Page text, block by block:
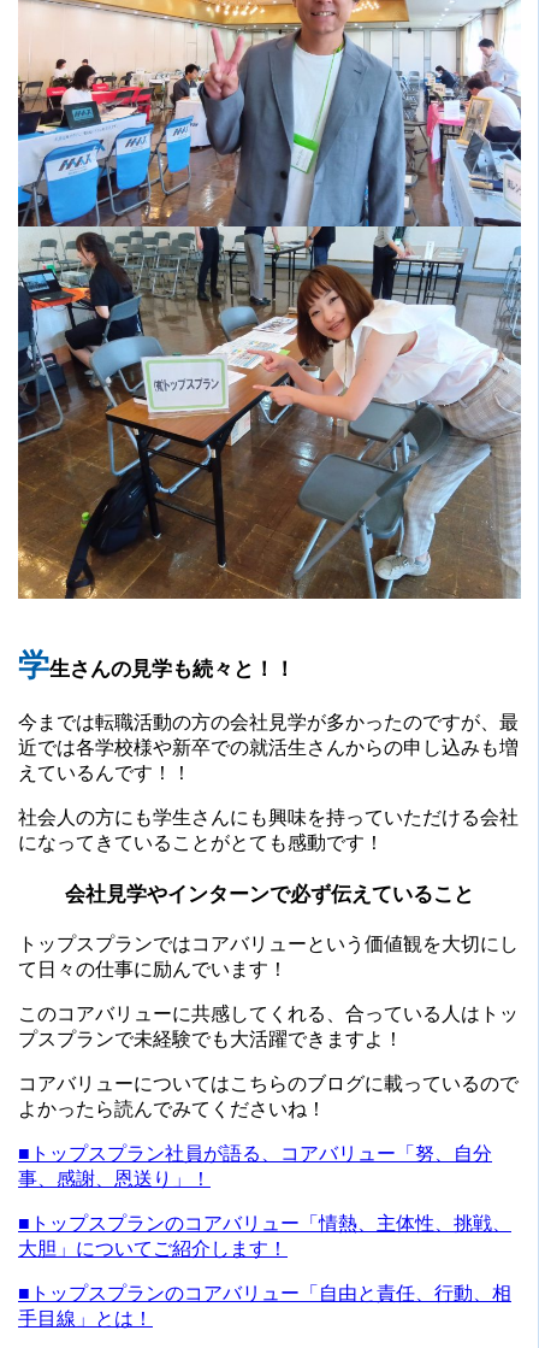
学生さんの見学も続々と！！
今までは転職活動の方の会社見学が多かったのですが、最
近では各学校様や新卒での就活生さんからの申し込みも増
えているんです！！
社会人の方にも学生さんにも興味を持っていただける会社
になってきていることがとても感動です！
会社見学やインターンで必ず伝えていること
トップスプランではコアバリューという価値観を大切にし
て日々の仕事に励んでいます！
このコアバリューに共感してくれる、合っている人はトッ
プスプランで未経験でも大活躍できますよ！
コアバリューについてはこちらのブログに載っているので
よかったら読んでみてくださいね！
■トップスプラン社員が語る、コアバリュー「努、自分
事、感謝、恩送り」！
■トップスプランのコアバリュー「情熱、主体性、挑戦、
大胆」についてご紹介します！
■トップスプランのコアバリュー「自由と責任、行動、相
手目線」とは！